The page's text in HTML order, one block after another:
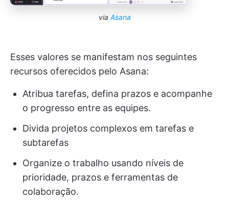
via Asana
Esses valores se manifestam nos seguintes
recursos oferecidos pelo Asana:
Atribua tarefas, defina prazos e acompanhe
o progresso entre as equipes.
Divida projetos complexos em tarefas e
subtarefas
Organize o trabalho usando níveis de
prioridade, prazos e ferramentas de
colaboração.